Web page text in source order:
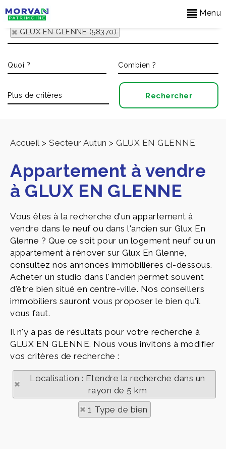
Menu
GLUX EN GLENNE (58370)
Accueil > Secteur Autun > GLUX EN GLENNE
Appartement à vendre
à GLUX EN GLENNE
Vous êtes à la recherche d'un appartement à
vendre dans le neuf ou dans l'ancien sur Glux En
Glenne ? Que ce soit pour un logement neuf ou un
appartement à rénover sur Glux En Glenne,
consultez nos annonces immobilières ci-dessous.
Acheter un studio dans l'ancien permet souvent
d'être bien situé en centre-ville. Nos conseillers
immobiliers sauront vous proposer le bien qu'il
vous faut.
Il n'y a pas de résultats pour votre recherche à
GLUX EN GLENNE. Nous vous invitons à modifier
vos critères de recherche :
Localisation : Etendre la recherche dans un
rayon de 5 km
1 Type de bien